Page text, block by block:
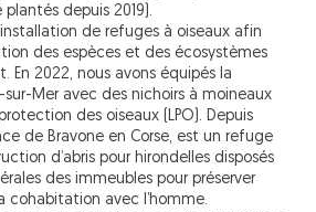
depuis 2019).
de refuges à oiseaux afin
des espèces et des écosystèmes
En 2022, nous avons équipés la
Mer avec des nichoirs à moineaux
des oiseaux (LPO). Depuis
de Bravone en Corse, est un refuge
d’abris pour hirondelles disposés
des immeubles pour préserver
cohabitation avec l’homme.